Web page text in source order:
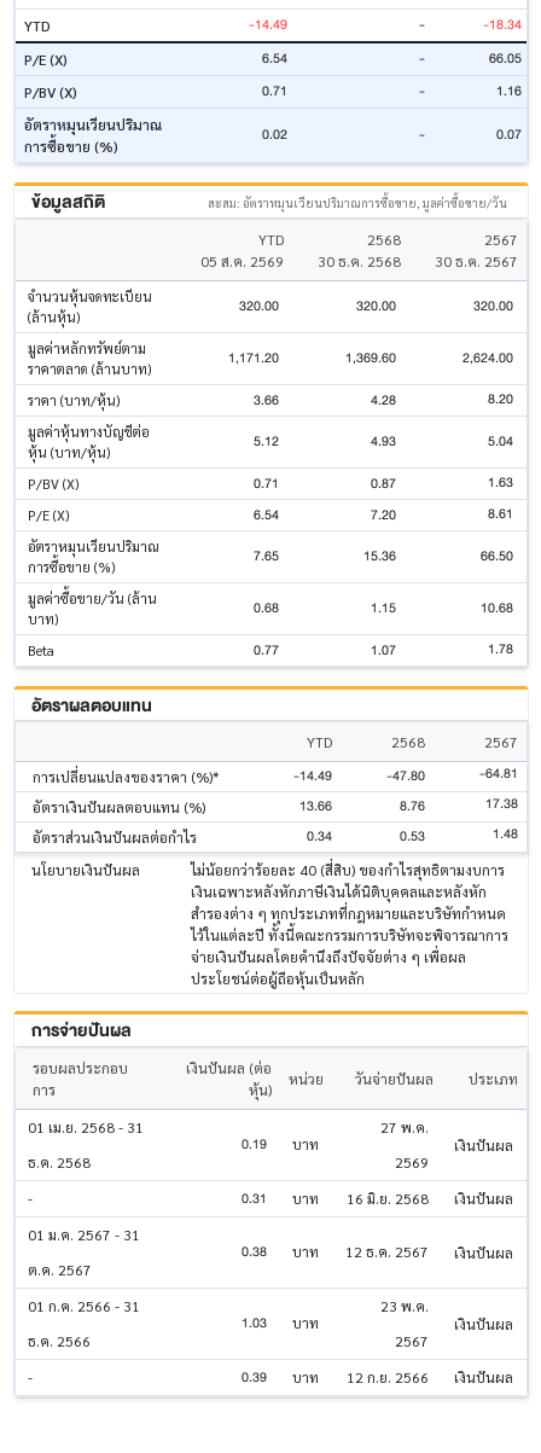
YTD -14.49 - -18.34
P/E (X) 6.54 - 66.05
P/BV (X) 0.71 - 1.16
อัตราหมุนเวียนปริมาณ
การซื้อขาย (%)
0.02 - 0.07
ข้อมูลสถิติ สะสม: อัตราหมุนเวียนปริมาณการซื้อขาย, มูลค่าซื้อขาย/วัน
YTD
05 ส.ค. 2569
2568
30 ธ.ค. 2568
2567
30 ธ.ค. 2567
จำนวนหุ้นจดทะเบียน
(ล้านหุ้น)
320.00 320.00 320.00
มูลค่าหลักทรัพย์ตาม
ราคาตลาด (ล้านบาท)
1,171.20 1,369.60 2,624.00
ราคา (บาท/หุ้น) 3.66 4.28 8.20
มูลค่าหุ้นทางบัญชีต่อ
หุ้น (บาท/หุ้น)
5.12 4.93 5.04
P/BV (X) 0.71 0.87 1.63
P/E (X) 6.54 7.20 8.61
อัตราหมุนเวียนปริมาณ
การซื้อขาย (%)
7.65 15.36 66.50
มูลค่าซื้อขาย/วัน (ล้าน
บาท)
0.68 1.15 10.68
Beta 0.77 1.07 1.78
อัตราผลตอบแทน
YTD 2568
2567
การเปลี่ยนแปลงของราคา (%)*
-14.49 -47.80 -64.81
อัตราเงินปันผลตอบแทน (%) 13.66 8.76 17.38
อัตราส่วนเงินปันผลต่อกำไร 0.34 0.53 1.48
นโยบายเงินปันผล
ไม่น้อยกว่าร้อยละ 40 (สี่สิบ) ของกำไรสุทธิตามงบการ
เงินเฉพาะหลังหักภาษีเงินได้นิติบุคคลและหลังหัก
สำรองต่าง ๆ ทุกประเภทที่กฎหมายและบริษัทกำหนด
ไว้ในแต่ละปี ทั้งนี้คณะกรรมการบริษัทจะพิจารณาการ
จ่ายเงินปันผลโดยคำนึงถึงปัจจัยต่าง ๆ เพื่อผล
ประโยชน์ต่อผู้ถือหุ้นเป็นหลัก
การจ่ายปันผล
รอบผลประกอบ
การ
เงินปันผล (ต่อ
หุ้น)
หน่วย วันจ่ายปันผล ประเภท
01 เม.ย. 2568 - 31
ธ.ค. 2568
0.19 บาท
27 พ.ค.
2569
เงินปันผล
- 0.31 บาท 16 มิ.ย. 2568
เงินปันผล
01 ม.ค. 2567 - 31
ต.ค. 2567
0.38 บาท 12 ธ.ค. 2567 เงินปันผล
01 ก.ค. 2566 - 31
ธ.ค. 2566
1.03 บาท
23 พ.ค.
2567
เงินปันผล
- 0.39 บาท 12 ก.ย. 2566 เงินปันผล